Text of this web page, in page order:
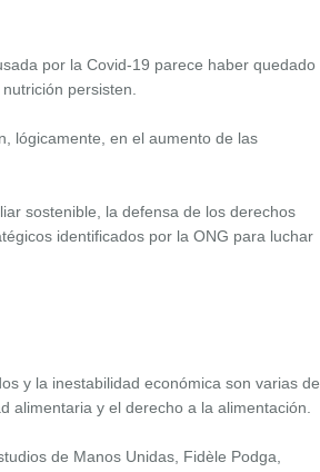
por la Covid-19 parece haber quedado
persisten.
lógicamente, en el aumento de las
sostenible, la defensa de los derechos
identificados por la ONG para luchar
y la inestabilidad económica son varias de
alimentaria y el derecho a la alimentación.
de Manos Unidas, Fidèle Podga,